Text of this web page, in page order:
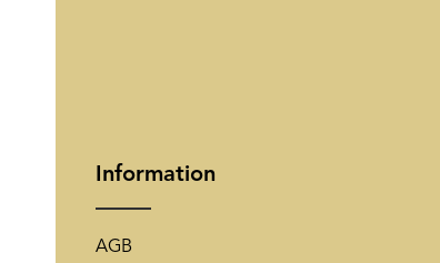
Information
AGB